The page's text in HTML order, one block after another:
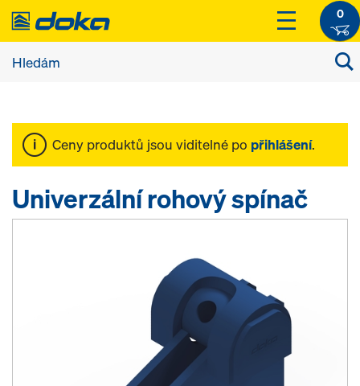
0
Ceny produktů jsou viditelné po přihlášení.
Univerzální rohový spínač